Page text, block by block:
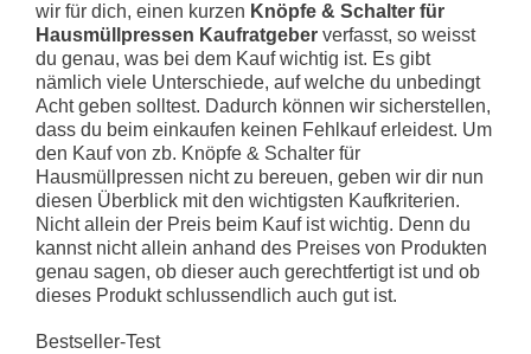
wir für dich, einen kurzen Knöpfe & Schalter für
Hausmüllpressen Kaufratgeber verfasst, so weisst
du genau, was bei dem Kauf wichtig ist. Es gibt
nämlich viele Unterschiede, auf welche du unbedingt
Acht geben solltest. Dadurch können wir sicherstellen,
dass du beim einkaufen keinen Fehlkauf erleidest. Um
den Kauf von zb. Knöpfe & Schalter für
Hausmüllpressen nicht zu bereuen, geben wir dir nun
diesen Überblick mit den wichtigsten Kaufkriterien.
Nicht allein der Preis beim Kauf ist wichtig. Denn du
kannst nicht allein anhand des Preises von Produkten
genau sagen, ob dieser auch gerechtfertigt ist und ob
dieses Produkt schlussendlich auch gut ist.
Bestseller-Test